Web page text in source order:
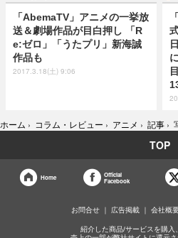
「AbemaTV」アニメの一挙放
送＆劇場作品が目白押し 「R
e:ゼロ」「うたプリ」新海誠
作品も
2017.3.18(土) 9:06
ホーム › コラム・レビュー › アニメ › 記事 ›
TOP
Home
Official
Facebook
お問合せ 広告掲載 会社概
紹介した商品/サービスを購入